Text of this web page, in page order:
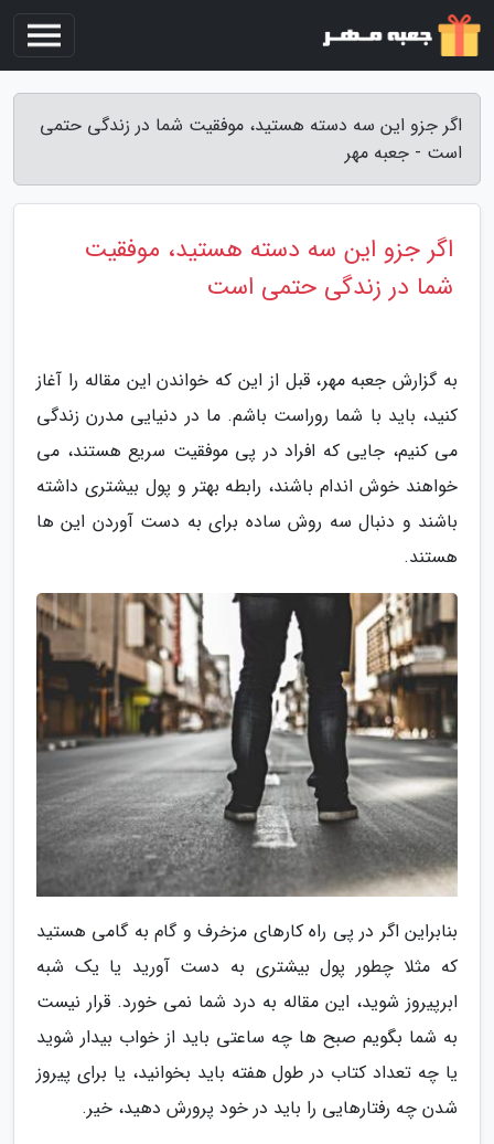
اگر جزو این سه دسته هستید، موفقیت شما در زندگی حتمی
است - جعبه مهر
اگر جزو این سه دسته هستید، موفقیت
شما در زندگی حتمی است
به گزارش جعبه مهر، قبل از این که خواندن این مقاله را آغاز
کنید، باید با شما روراست باشم. ما در دنیایی مدرن زندگی
می کنیم، جایی که افراد در پی موفقیت سریع هستند، می
خواهند خوش اندام باشند، رابطه بهتر و پول بیشتری داشته
باشند و دنبال سه روش ساده برای به دست آوردن این ها
هستند.
بنابراین اگر در پی راه کارهای مزخرف و گام به گامی هستید
که مثلا چطور پول بیشتری به دست آورید یا یک شبه
ابرپیروز شوید، این مقاله به درد شما نمی خورد. قرار نیست
به شما بگویم صبح ها چه ساعتی باید از خواب بیدار شوید
یا چه تعداد کتاب در طول هفته باید بخوانید، یا برای پیروز
شدن چه رفتارهایی را باید در خود پرورش دهید، خیر.